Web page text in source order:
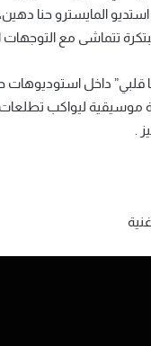
المايسترو حنا
تتماشى مع التوجهات
قلبي” داخل
موسيقية ليواكب تطلعات
.